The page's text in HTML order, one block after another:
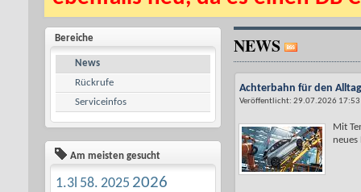
Bereiche
News
Rückrufe
Serviceinfos
Am meisten gesucht
1.3l 58. 2025 2026
NEWS
Achterbahn für den
Veröffentlicht: 29.07.2026 17:53
Mit
neues